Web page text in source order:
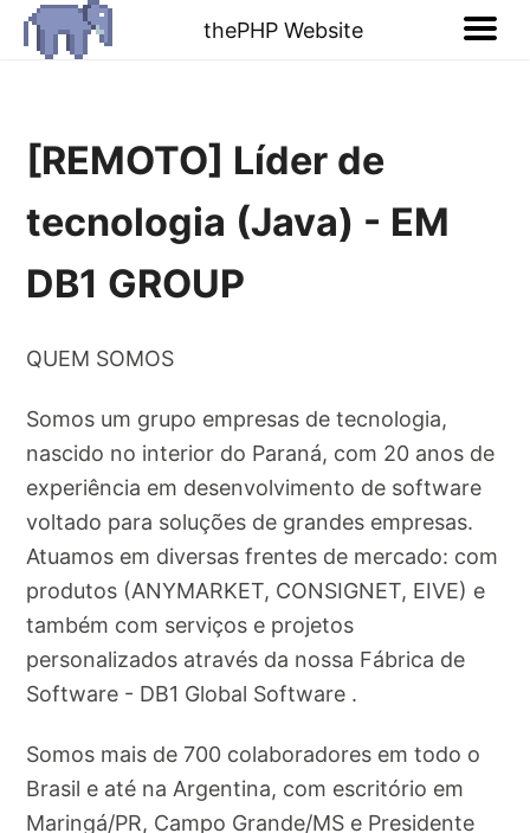
thePHP Website
[REMOTO] Líder de
tecnologia (Java) - EM
DB1 GROUP
QUEM SOMOS
Somos um grupo empresas de tecnologia,
nascido no interior do Paraná, com 20 anos de
experiência em desenvolvimento de software
voltado para soluções de grandes empresas.
Atuamos em diversas frentes de mercado: com
produtos (ANYMARKET, CONSIGNET, EIVE) e
também com serviços e projetos
personalizados através da nossa Fábrica de
Software - DB1 Global Software .
Somos mais de 700 colaboradores em todo o
Brasil e até na Argentina, com escritório em
Maringá/PR, Campo Grande/MS e Presidente